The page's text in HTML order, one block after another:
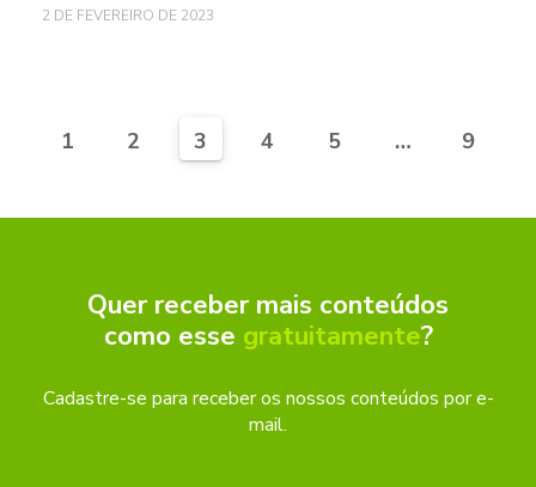
2 DE FEVEREIRO DE 2023
1 2 3 4 5 … 9
Quer receber mais conteúdos
como esse gratuitamente?
Cadastre-se para receber os nossos conteúdos por e-
mail.